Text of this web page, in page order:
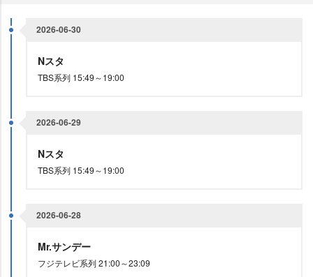
2026-06-30
Nスタ
TBS系列 15:49～19:00
2026-06-29
Nスタ
TBS系列 15:49～19:00
2026-06-28
Mr.サンデー
フジテレビ系列 21:00～23:09